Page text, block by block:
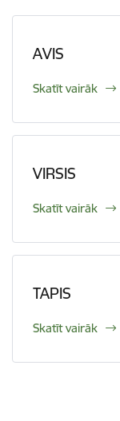
AVIS
Skatīt vairāk
VIRSIS
Skatīt vairāk
TAPIS
Skatīt vairāk